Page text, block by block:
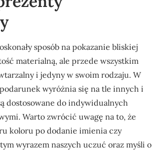
sposób na pokazanie bliskiej
materialną, ale przede wszystkim
i jedyny w swoim rodzaju. W
wyróżnia się na tle innych i
dostosowane do indywidualnych
Warto zwrócić uwagę na to, że
koloru po dodanie imienia czy
wyrazem naszych uczuć oraz myśli o